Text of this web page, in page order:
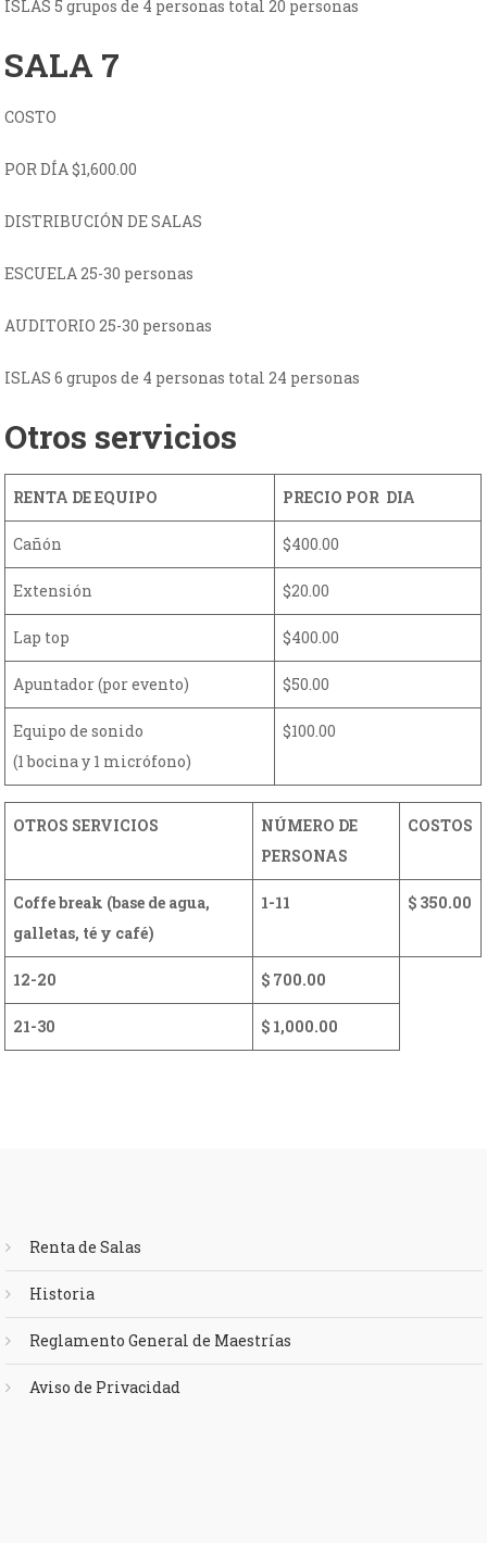
ISLAS 5 grupos de 4 personas total 20 personas
SALA 7
COSTO
POR DÍA $1,600.00
DISTRIBUCIÓN DE SALAS
ESCUELA 25-30 personas
AUDITORIO 25-30 personas
ISLAS 6 grupos de 4 personas total 24 personas
Otros servicios
RENTA DE EQUIPO PRECIO POR DIA
Cañón $400.00
Extensión $20.00
Lap top $400.00
Apuntador (por evento) $50.00
Equipo de sonido
(1 bocina y 1 micrófono)
$100.00
OTROS SERVICIOS
NÚMERO DE
PERSONAS
COSTOS
Coffe break (base de agua,
galletas, té y café)
1-11 $ 350.00
12-20 $ 700.00
21-30 $ 1,000.00
Renta de Salas
Historia
Reglamento General de Maestrías
Aviso de Privacidad